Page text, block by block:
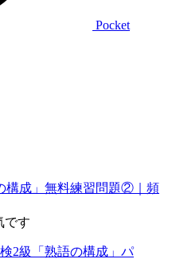
Pocket
構成」無料練習問題②｜頻